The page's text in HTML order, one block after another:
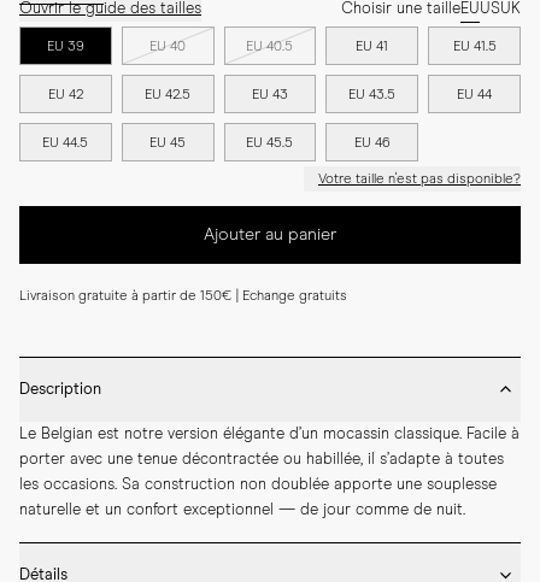
Ouvrir le guide des tailles Choisir une tailleEUUSUK
EU 39 EU 40 EU 40.5 EU 41 EU 41.5
EU 42 EU 42.5 EU 43 EU 43.5 EU 44
EU 44.5 EU 45 EU 45.5 EU 46
Votre taille n'est pas disponible?
Ajouter au panier
Livraison gratuite à partir de 150€ | Echange gratuits
Description
Le Belgian est notre version élégante d’un mocassin classique. Facile à
porter avec une tenue décontractée ou habillée, il s’adapte à toutes
les occasions. Sa construction non doublée apporte une souplesse
naturelle et un confort exceptionnel — de jour comme de nuit.
Détails